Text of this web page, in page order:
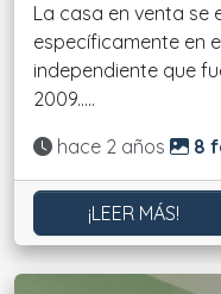
La casa en venta se
específicamente en
independiente que
2009.....
Actualizado:
hace 2 años 8
¡LEER MÁS!